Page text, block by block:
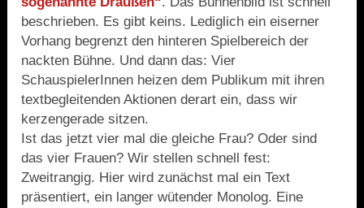
beschrieben. Es gibt keins. Lediglich ein eiserner
Vorhang begrenzt den hinteren Spielbereich der
nackten Bühne. Und dann das: Vier
SchauspielerInnen heizen dem Publikum mit ihren
textbegleitenden Aktionen derart ein, dass wir
kerzengerade sitzen.
Ist das jetzt vier mal die gleiche Frau? Oder sind
das vier Frauen? Wir stellen schnell fest:
Zweitrangig. Hier wird zunächst mal ein Text
präsentiert, ein langer wütender Monolog. Eine